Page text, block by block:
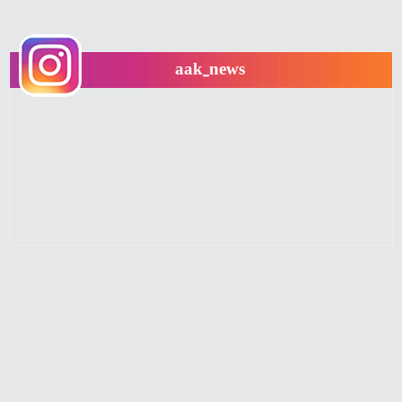
aak_news